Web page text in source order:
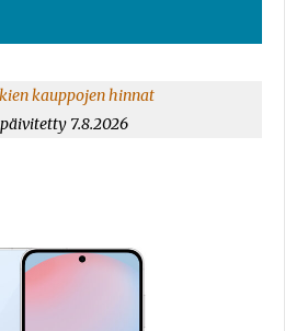
kauppojen hinnat
7.8.2026